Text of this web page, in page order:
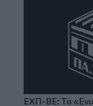
ΕΧΠ-ΒΕ: Το